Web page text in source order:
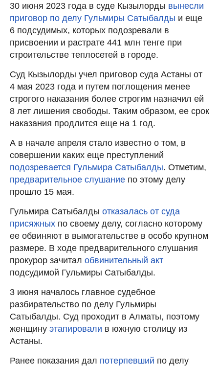
30 июня 2023 года в суде Кызылорды вынесли
приговор по делу Гульмиры Сатыбалды и еще
6 подсудимых, которых подозревали в
присвоении и растрате 441 млн тенге при
строительстве теплосетей в городе.
Суд Кызылорды учел приговор суда Астаны от
4 мая 2023 года и путем поглощения менее
строгого наказания более строгим назначил ей
8 лет лишения свободы. Таким образом, ее срок
наказания продлится еще на 1 год.
А в начале апреля стало известно о том, в
совершении каких еще преступлений
подозревается Гульмира Сатыбалды. Отметим,
предварительное слушание по этому делу
прошло 15 мая.
Гульмира Сатыбалды отказалась от суда
присяжных по своему делу, согласно которому
ее обвиняют в вымогательстве в особо крупном
размере. В ходе предварительного слушания
прокурор зачитал обвинительный акт
подсудимой Гульмиры Сатыбалды.
3 июня началось главное судебное
разбирательство по делу Гульмиры
Сатыбалды. Суд проходит в Алматы, поэтому
женщину этапировали в южную столицу из
Астаны.
Ранее показания дал потерпевший по делу